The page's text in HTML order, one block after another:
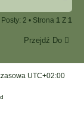
g
ó
ę
Posty: 2 • Strona 1 Z 1
Przejdź Do
UTC+02:00